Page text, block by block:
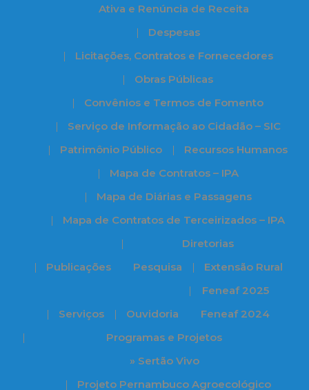
Ativa e Renúncia de Receita
Despesas
Licitações, Contratos e Fornecedores
Obras Públicas
Convênios e Termos de Fomento
Serviço de Informação ao Cidadão – SIC
Patrimônio Público
Recursos Humanos
Mapa de Contratos – IPA
Mapa de Diárias e Passagens
Mapa de Contratos de Terceirizados – IPA
Publicações
Diretorias
Pesquisa
Extensão Rural
Serviços Ouvidoria
Feneaf 2025
Feneaf 2024
Programas e Projetos
» Sertão Vivo
Projeto Pernambuco Agroecológico